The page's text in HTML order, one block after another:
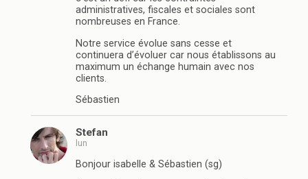
administratives, fiscales et sociales sont
nombreuses en France.
Notre service évolue sans cesse et
continuera d’évoluer car nous établissons au
maximum un échange humain avec nos
clients.
Sébastien
Stefan
lun
Bonjour isabelle & Sébastien (sg)